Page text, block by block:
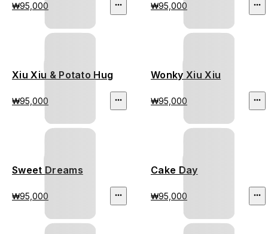
₩95,000 ₩95,000
Xiu Xiu & Potato Hug
₩95,000
Wonky Xiu Xiu
₩95,000
Sweet Dreams
₩95,000
Cake Day
₩95,000